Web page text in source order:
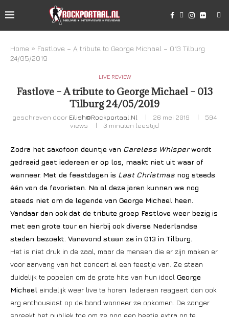
Home » Fastlove – A tribute to George Michael – 013 Tilburg
24/05/2019
LIVE REVIEW
Fastlove – A tribute to George Michael – 013
Tilburg 24/05/2019
geschreven door Eilish@rockportaal.nl 26 mei 2019
594
views
3 minuten leestijd
Zodra het saxofoon deuntje van Careless Whisperwordt
gedraaid gaat iedereen er op los, maakt niet uit waar of
wanneer. Met de feestdagen is Last Christmas nog steeds
één van de favorieten. Na al deze jaren kunnen we nog
steeds niet om de legende van George Michael heen.
Vandaar dan ook dat de tribute groep Fastlove weer bezig is
met een grote tour en hierbij ook diverse Nederlandse
steden bezoekt. Vanavond staan ze in 013 in Tilburg.
Het is niet druk in de zaal, maar de mensen die er zijn maken er
voor aanvang van het concert al een feestje van. Ze staan
duidelijk te popelen om de grote hits van hun idool George
Michael eindelijk weer live te horen. Iedereen reageert dan ook
erg enthousiast op de band wanneer ze opkomen. De zanger
spreekt het publiek toe om ze nog een beetje extra op te